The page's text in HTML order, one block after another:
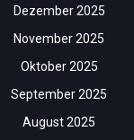
Dezember 2025
November 2025
Oktober 2025
September 2025
August 2025